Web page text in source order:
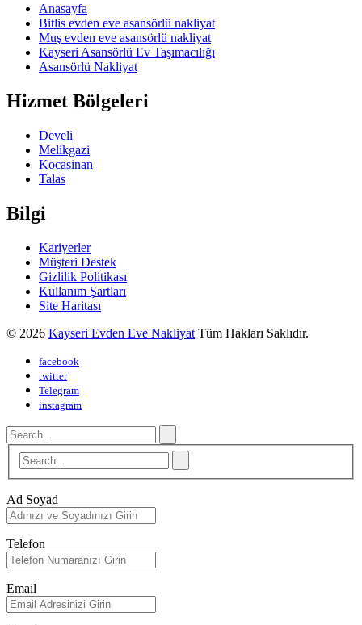
Anasayfa
Bitlis evden eve asansörlü nakliyat
Muş evden eve asansörlü nakliyat
Kayseri Asansörlü Ev Taşımacılığı
Asansörlü Nakliyat
Hizmet Bölgeleri
Develi
Melikgazi
Kocasinan
Talas
Bilgi
Kariyerler
Müşteri Destek
Gizlilik Politikası
Kullanım Şartları
Site Haritası
© 2026 Kayseri Evden Eve Nakliyat Tüm Hakları Saklıdır.
facebook
twitter
Telegram
instagram
Ad Soyad
Telefon
Email